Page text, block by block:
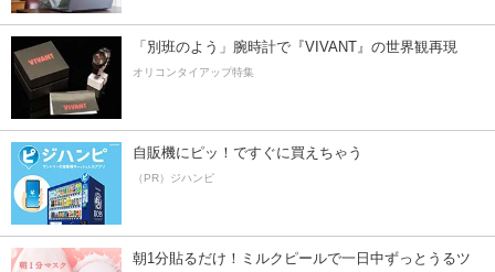
「別班のよう」腕時計で『VIVANT』の世界観再現
オリコンタイアップ特集
自販機にピッ！ですぐに買えちゃう
（PR）ジハンピ
朝1分貼るだけ！ミルクピールで一日中ずっとうるツ